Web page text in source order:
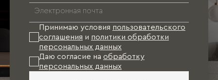
Принимаю условия пользовательского
соглашения и политики обработки
персональных данных
Даю согласие на обработку
персональных данных